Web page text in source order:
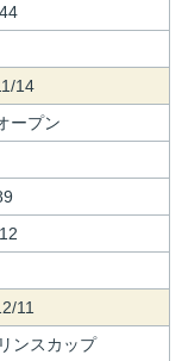
14
ープン
11
ンスカップ